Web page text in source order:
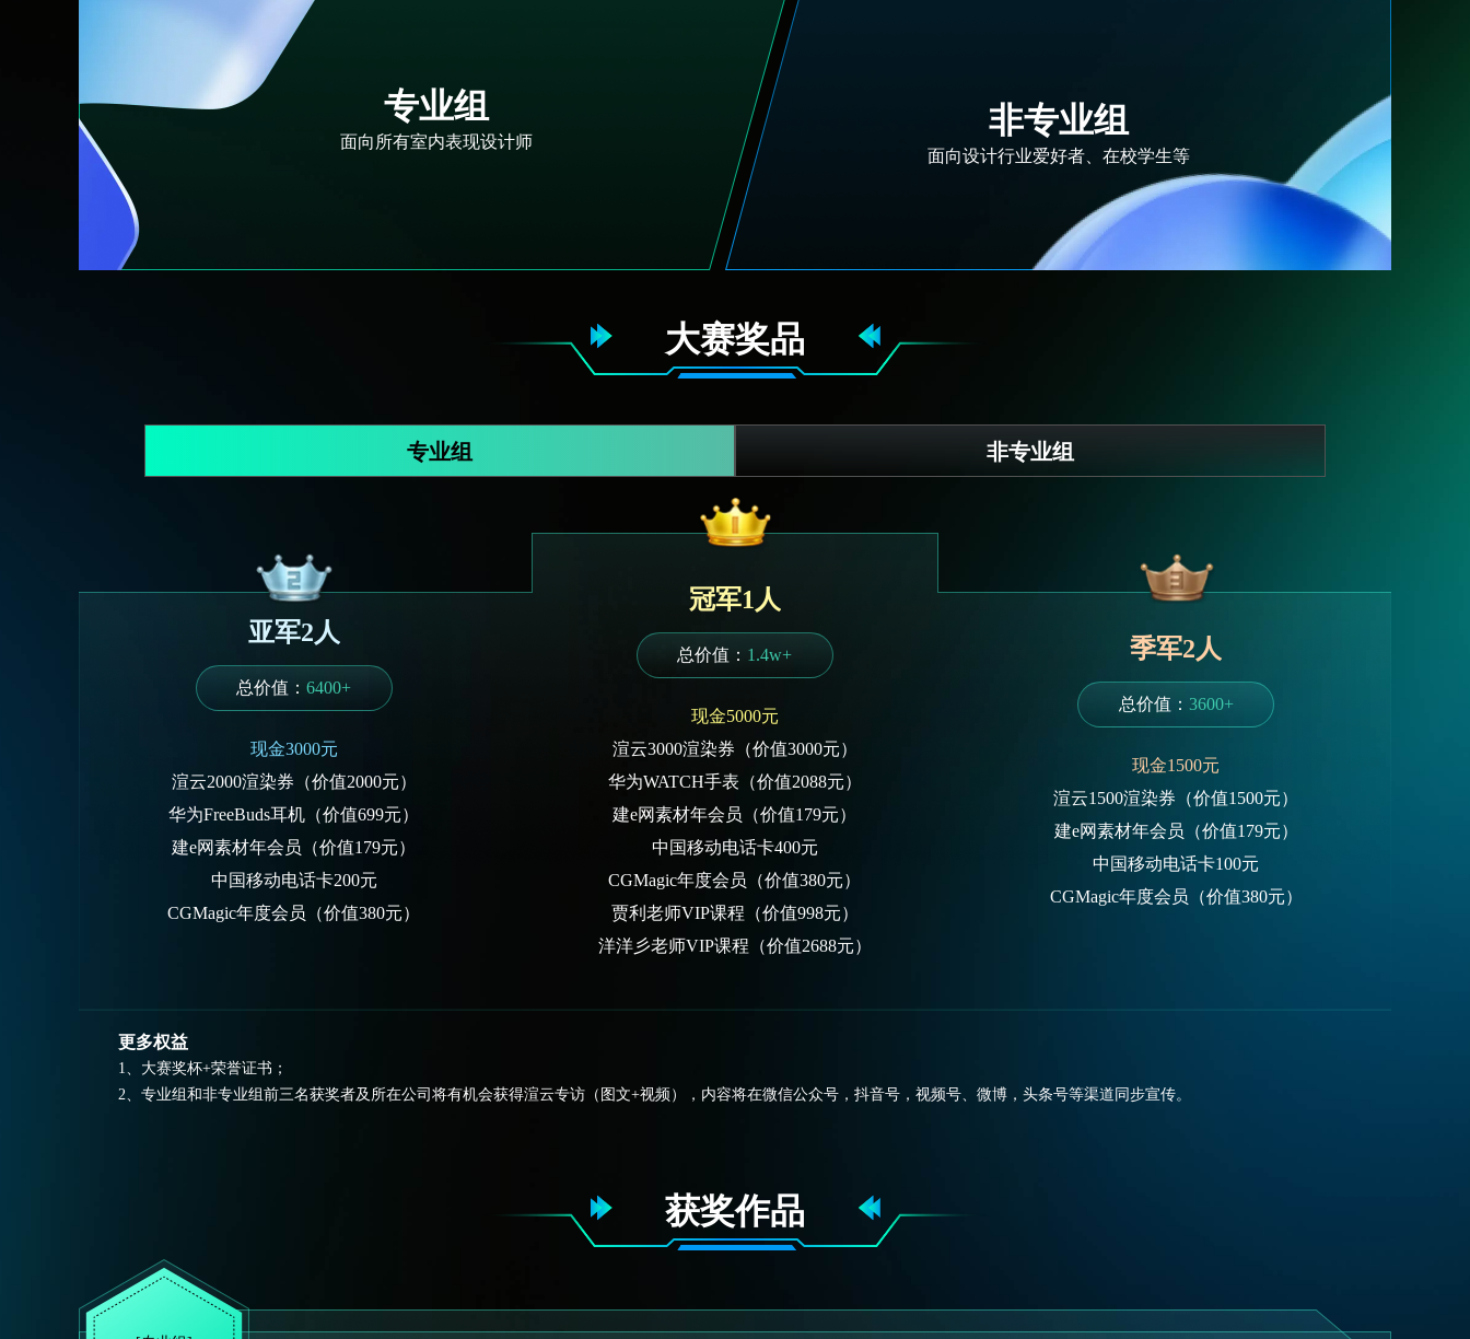
专业组
面向所有室内表现设计师
非专业组
面向设计行业爱好者、在校学生等
大赛奖品
专业组 非专业组
亚军2人
总价值：6400+
现金3000元
渲云2000渲染券（价值2000元）
华为FreeBuds耳机（价值699元）
建e网素材年会员（价值179元）
中国移动电话卡200元
CGMagic年度会员（价值380元）
冠军1人
总价值： 1.4w+
现金5000元
渲云3000渲染券（价值3000元）
华为WATCH手表（价值2088元）
建e网素材年会员（价值179元）
中国移动电话卡400元
CGMagic年度会员（价值380元）
贾利老师VIP课程（价值998元）
洋洋彡老师VIP课程（价值2688元）
季军2人
总价值： 3600+
现金1500元
渲云1500渲染券（价值1500元）
建e网素材年会员（价值179元）
中国移动电话卡100元
CGMagic年度会员（价值380元）
更多权益
1、大赛奖杯+荣誉证书；
2、专业组和非专业组前三名获奖者及所在公司将有机会获得渲云专访（图文+视频），内容将在微信公众号，抖音号，视频号、微博，头条号等渠道同步宣传。
获奖作品